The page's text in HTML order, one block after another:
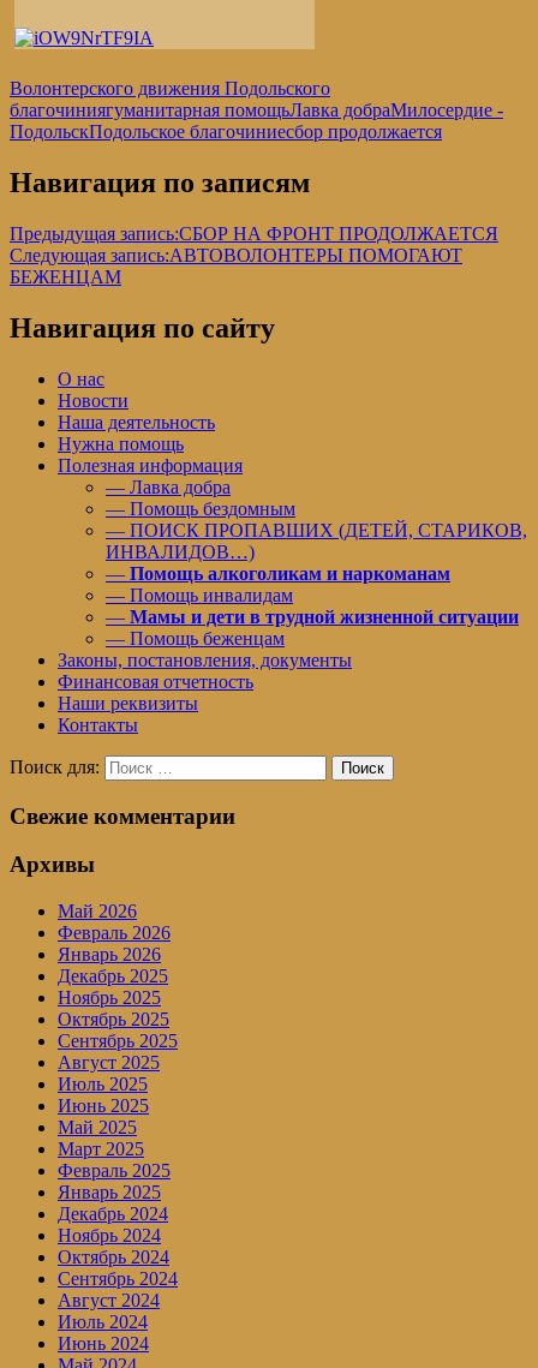
Волонтерского движения Подольского
благочиниягуманитарная помощьЛавка добраМилосердие -
ПодольскПодольское благочиниесбор продолжается
Навигация по записям
Предыдущая запись:СБОР НА ФРОНТ ПРОДОЛЖАЕТСЯ
Следующая запись:АВТОВОЛОНТЕРЫ ПОМОГАЮТ
БЕЖЕНЦАМ
Навигация по сайту
О нас
Новости
Наша деятельность
Нужна помощь
Полезная информация
— Лавка добра
— Помощь бездомным
— ПОИСК ПРОПАВШИХ (ДЕТЕЙ, СТАРИКОВ,
ИНВАЛИДОВ…)
— Помощь алкоголикам и наркоманам
— Помощь инвалидам
— Мамы и дети в трудной жизненной ситуации
— Помощь беженцам
Законы, постановления, документы
Финансовая отчетность
Наши реквизиты
Контакты
Поиск для: Поиск
Свежие комментарии
Архивы
Май 2026
Февраль 2026
Январь 2026
Декабрь 2025
Ноябрь 2025
Октябрь 2025
Сентябрь 2025
Август 2025
Июль 2025
Июнь 2025
Май 2025
Март 2025
Февраль 2025
Январь 2025
Декабрь 2024
Ноябрь 2024
Октябрь 2024
Сентябрь 2024
Август 2024
Июль 2024
Июнь 2024